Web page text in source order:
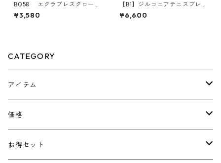
B058 エクラブレスクローバ
ー ジルコニア ブレスレッ
ト 4色
¥3,580
【B1】ジルコニアテニスブレ
スレット**SinSin*
¥6,600
CATEGORY
アイテム
ピアス
ネックレス
価格
￥1100～￥2000
お得セット